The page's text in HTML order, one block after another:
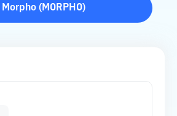
Morpho( MORPHO)